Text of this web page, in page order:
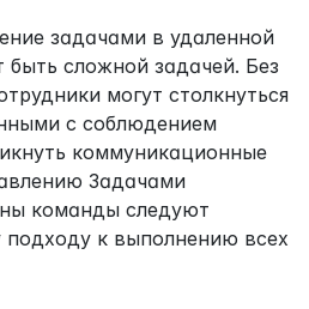
задачами в удаленной
быть сложной задачей. Без
могут столкнуться
с соблюдением
коммуникационные
Задачами
команды следуют
подходу к выполнению всех